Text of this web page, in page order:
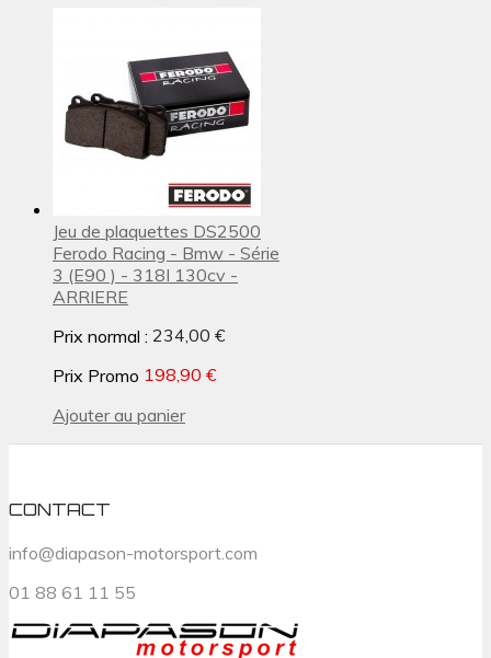
Jeu de plaquettes DS2500
Ferodo Racing - Bmw - Série
3 (E90 ) - 318I 130cv -
ARRIERE
Prix normal : 234,00 €
Prix Promo 198,90 €
Ajouter au panier
CONTACT
info@diapason-motorsport.com
01 88 61 11 55